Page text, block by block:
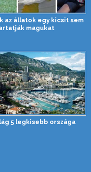
az állatok egy kicsit sem
magukat
5 legkisebb országa